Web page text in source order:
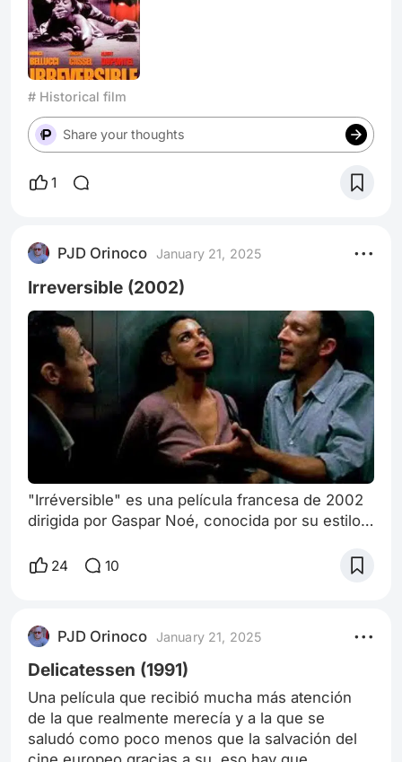
propuesta, sino que queda en evidencia su
maligno truco: aquí hemos venido a ver cómo
violan a Monica Bellucci.
# Historical film
Share your thoughts
1
PJD Orinoco January 21, 2025
Irreversible (2002)
"Irréversible" es una película francesa de 2002
dirigida por Gaspar Noé, conocida por su estilo
La obra cuenta la historia de Alex, una mujer
su pareja, Marcus, y su amigo, Pierre. La
película se presenta en un formato no lineal,
con una narrativa que retrocede e
24 10
PJD Orinoco January 21, 2025
Delicatessen (1991)
Una película que recibió mucha más atención
de la que realmente merecía y a la que se
saludó como poco menos que la salvación del